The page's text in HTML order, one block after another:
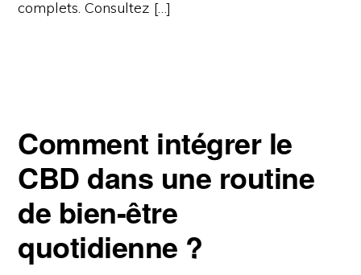
complets. Consultez […]
Comment intégrer le
CBD dans une routine
de bien-être
quotidienne ?